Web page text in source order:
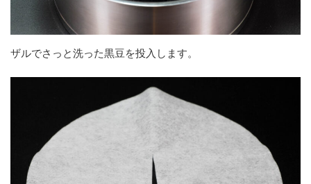
ザルでさっと洗った黒豆を投入します。